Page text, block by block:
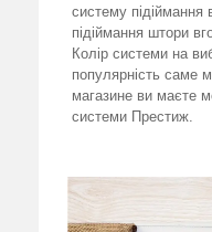
систему
підіймання штори
Колір системи на
популярність саме
магазине ви маєте
системи Престиж.